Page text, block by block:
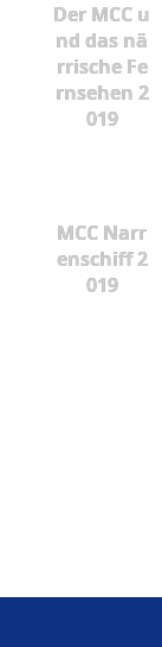
Der MCC u
nd das nä
rrische Fe
rnsehen 2
019
MCC Narr
enschiff 2
019